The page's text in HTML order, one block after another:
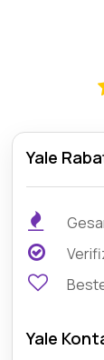
Yale
Yale